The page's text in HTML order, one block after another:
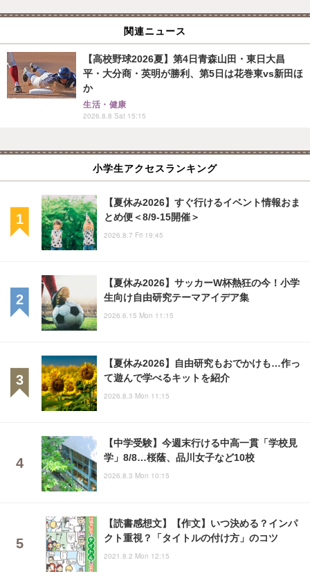
関連ニュース
【高校野球2026夏】第4日青森山田・東日大昌
平・大分商・英明が勝利、第5日は花巻東vs新田ほ
か
生活・健康
2026.8.8 Sat 15:15
小学生アクセスランキング
【夏休み2026】すぐ行けるイベント情報おま
とめ便＜8/9-15開催＞
2026.8.7 Fri 19:45
【夏休み2026】サッカーW杯熱狂の今！小学
生向け自由研究テーマアイデア集
2026.6.15 Mon 11:15
【夏休み2026】自由研究もおでかけも…作っ
て遊んで学べるキットを紹介
2026.8.3 Mon 11:15
【中学受験】今週末行ける中高一貫「学校見
学」8/8…桜蔭、品川女子など10校
2026.8.3 Mon 10:15
【読書感想文】【作文】いつ決める？インパ
クト重視？「タイトルの付け方」のコツ
2021.8.2 Mon 12:15